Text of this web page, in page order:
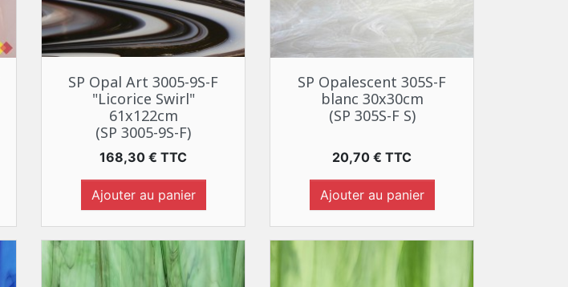
Aperçu rapide
SP Opal Art 3005-9S-F
"Licorice Swirl"
61x122cm
(SP 3005-9S-F)
Prix
168,30 € TTC
Ajouter au panier
Aperçu rapide
SP Opalescent 305S-F
blanc 30x30cm
(SP 305S-F S)
Prix
20,70 € TTC
Ajouter au panier